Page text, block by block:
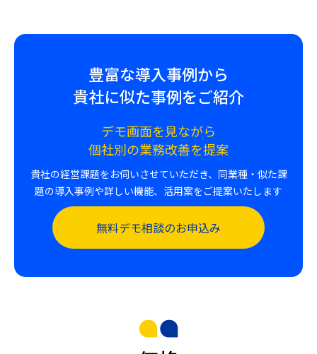
豊富な導入事例から
貴社に似た事例をご紹介
デモ画面を見ながら
個社別の業務改善を提案
貴社の経営課題をお伺いさせていただき、同業種・似た課
題の導入事例や詳しい機能、活用案をご提案いたします
無料デモ相談のお申込み